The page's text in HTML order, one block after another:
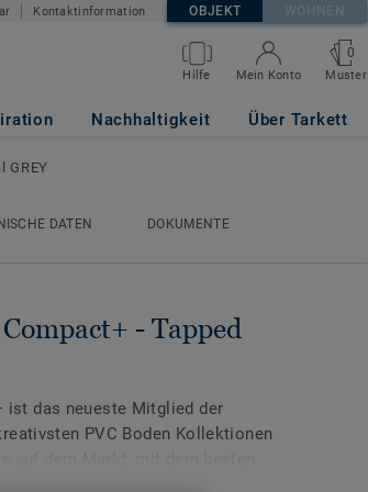
Kontaktinformation OBJEKT WOHNEN
Hilfe Mein Konto
0
Muster
Nachhaltigkeit Über Tarkett
GREY
GREY
DATEN
DOKUMENTE
- Tapped
ist das neueste Mitglied der
PVC Boden Kollektionen